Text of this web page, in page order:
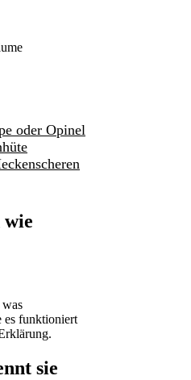
oder Opinel
wie
es funktioniert
sie